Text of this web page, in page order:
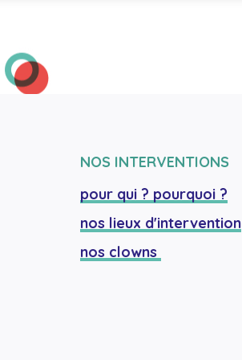
NOS INTERVENTIONS
pour qui ? pourquoi ?
nos lieux d'intervention
nos clowns